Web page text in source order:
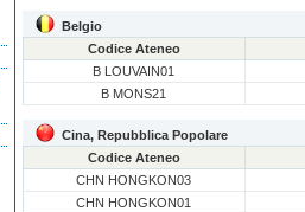
Belgio
Codice Ateneo
B LOUVAIN01
B MONS21
Cina, Repubblica Popolare
Codice Ateneo
CHN HONGKON03
CHN HONGKON01